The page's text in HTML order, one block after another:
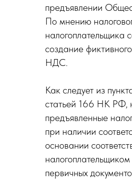
предъявлении
По мнению
налогоплательщика
создание
НДС.
Как следует из
статьей 166 НК РФ,
предъявленные
при наличии
основании
первичных